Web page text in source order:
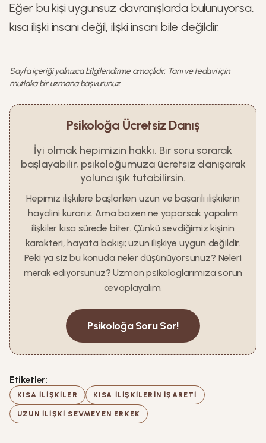
Eğer bu kişi uygunsuz davranışlarda bulunuyorsa,
kısa ilişki insanı değil, ilişki insanı bile değildir.
Sayfa içeriği yalnızca bilgilendirme amaçlıdır. Tanı ve tedavi için
mutlaka bir uzmana başvurunuz.
Psikoloğa Ücretsiz Danış
İyi olmak hepimizin hakkı. Bir soru sorarak
başlayabilir, psikoloğumuza ücretsiz danışarak
yoluna ışık tutabilirsin.
Hepimiz ilişkilere başlarken uzun ve başarılı ilişkilerin
hayalini kurarız. Ama bazen ne yaparsak yapalım
ilişkiler kısa sürede biter. Çünkü sevdiğimiz kişinin
karakteri, hayata bakışı; uzun ilişkiye uygun değildir.
Peki ya siz bu konuda neler düşünüyorsunuz? Neleri
merak ediyorsunuz? Uzman psikologlarımıza sorun
cevaplayalım.
Psikoloğa Soru Sor!
Etiketler:
KISA ILIŞKILER KISA ILIŞKILERIN IŞARETI
UZUN ILIŞKI SEVMEYEN ERKEK